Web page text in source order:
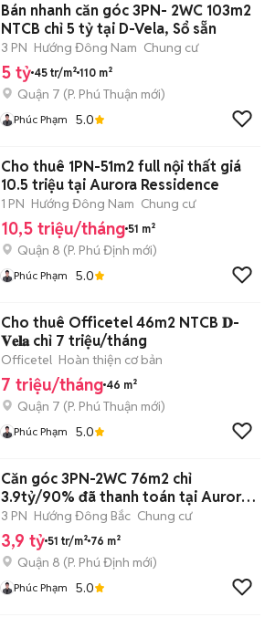
Bán nhanh căn góc 3PN- 2WC 103m2
NTCB chỉ 5 tỷ tại D-Vela, Sổ sẵn
3 PN Hướng Đông Nam Chung cư
5 tỷ 45 tr/m² 110 m²
Quận 7 (P. Phú Thuận mới)
Phúc Phạm 5.0
Cho thuê 1PN-51m2 full nội thất giá
10.5 triệu tại Aurora Ressidence
1 PN Hướng Đông Nam Chung cư
10,5 triệu/tháng 51 m²
Quận 8 (P. Phú Định mới)
Phúc Phạm 5.0
Cho thuê Officetel 46m2 NTCB 𝐃-
𝐕𝐞𝐥𝐚 chỉ 7 triệu/tháng
Officetel Hoàn thiện cơ bản
7 triệu/tháng 46 m²
Quận 7 (P. Phú Thuận mới)
Phúc Phạm 5.0
Căn góc 3PN-2WC 76m2 chỉ
3.9tỷ/90% đã thanh toán tại Aurora
Residences
3 PN Hướng Đông Bắc Chung cư
3,9 tỷ 51 tr/m² 76 m²
Quận 8 (P. Phú Định mới)
Phúc Phạm 5.0